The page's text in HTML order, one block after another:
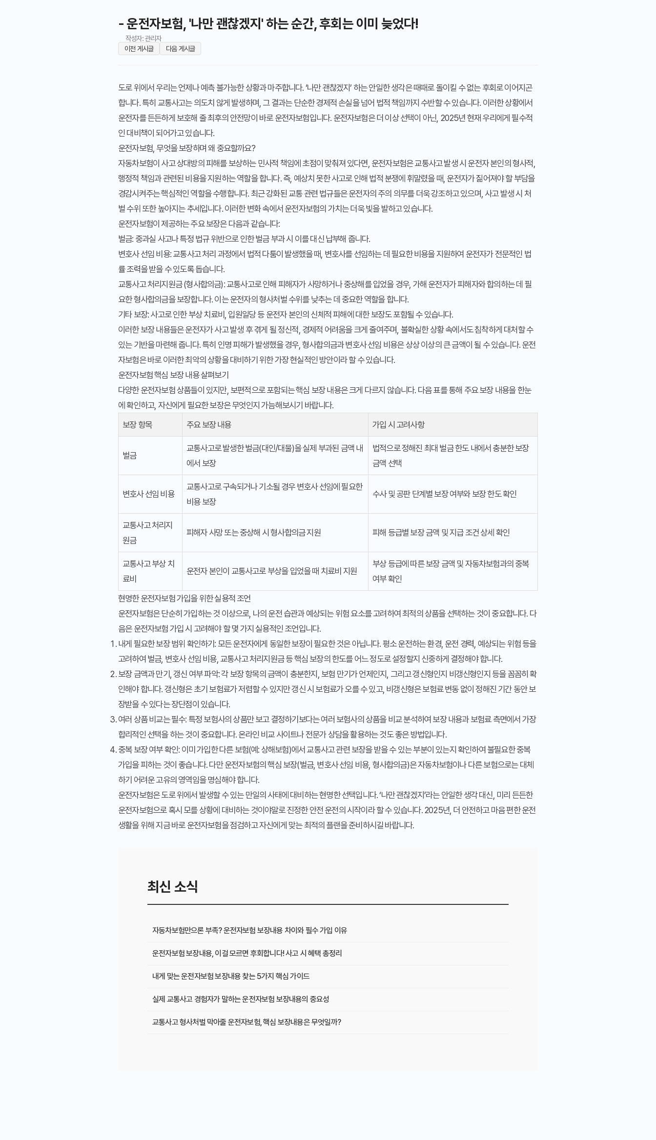
- 운전자보험, '나만 괜찮겠지' 하는 순간, 후회는 이미 늦었다!
작성자: 관리자
이전 게시글
다음 게시글
도로 위에서 우리는 언제나 예측 불가능한 상황과 마주합니다. ‘나만 괜찮겠지’ 하는 안일한 생각은 때때로 돌이킬 수 없는 후회로 이어지곤
합니다. 특히 교통사고는 의도치 않게 발생하며, 그 결과는 단순한 경제적 손실을 넘어 법적 책임까지 수반할 수 있습니다. 이러한 상황에서
운전자를 든든하게 보호해 줄 최후의 안전망이 바로 운전자보험입니다. 운전자보험은 더 이상 선택이 아닌, 2025년 현재 우리에게 필수적
인 대비책이 되어가고 있습니다.
운전자보험, 무엇을 보장하며 왜 중요할까요?
자동차보험이 사고 상대방의 피해를 보상하는 민사적 책임에 초점이 맞춰져 있다면, 운전자보험은 교통사고 발생 시 운전자 본인의 형사적,
행정적 책임과 관련된 비용을 지원하는 역할을 합니다. 즉, 예상치 못한 사고로 인해 법적 분쟁에 휘말렸을 때, 운전자가 짊어져야 할 부담을
경감시켜주는 핵심적인 역할을 수행합니다. 최근 강화된 교통 관련 법규들은 운전자의 주의 의무를 더욱 강조하고 있으며, 사고 발생 시 처
벌 수위 또한 높아지는 추세입니다. 이러한 변화 속에서 운전자보험의 가치는 더욱 빛을 발하고 있습니다.
운전자보험이 제공하는 주요 보장은 다음과 같습니다:
벌금: 중과실 사고나 특정 법규 위반으로 인한 벌금 부과 시 이를 대신 납부해 줍니다.
변호사 선임 비용: 교통사고 처리 과정에서 법적 다툼이 발생했을 때, 변호사를 선임하는 데 필요한 비용을 지원하여 운전자가 전문적인 법
률 조력을 받을 수 있도록 돕습니다.
교통사고 처리지원금 (형사합의금): 교통사고로 인해 피해자가 사망하거나 중상해를 입었을 경우, 가해 운전자가 피해자와 합의하는 데 필
요한 형사합의금을 보장합니다. 이는 운전자의 형사처벌 수위를 낮추는 데 중요한 역할을 합니다.
기타 보장: 사고로 인한 부상 치료비, 입원일당 등 운전자 본인의 신체적 피해에 대한 보장도 포함될 수 있습니다.
이러한 보장 내용들은 운전자가 사고 발생 후 겪게 될 정신적, 경제적 어려움을 크게 줄여주며, 불확실한 상황 속에서도 침착하게 대처할 수
있는 기반을 마련해 줍니다. 특히 인명 피해가 발생했을 경우, 형사합의금과 변호사 선임 비용은 상상 이상의 큰 금액이 될 수 있습니다. 운전
자보험은 바로 이러한 최악의 상황을 대비하기 위한 가장 현실적인 방안이라 할 수 있습니다.
운전자보험 핵심 보장 내용 살펴보기
다양한 운전자보험 상품들이 있지만, 보편적으로 포함되는 핵심 보장 내용은 크게 다르지 않습니다. 다음 표를 통해 주요 보장 내용을 한눈
에 확인하고, 자신에게 필요한 보장은 무엇인지 가늠해보시기 바랍니다.
보장 항목
주요 보장 내용 가입 시 고려사항
벌금
교통사고로 발생한 벌금(대인/대물)을 실제 부과된 금액 내
에서 보장
법적으로 정해진 최대 벌금 한도 내에서 충분한 보장
금액 선택
변호사 선임 비용
교통사고로 구속되거나 기소될 경우 변호사 선임에 필요한
비용 보장
수사 및 공판 단계별 보장 여부와 보장 한도 확인
교통사고 처리지
원금
피해자 사망 또는 중상해 시 형사합의금 지원 피해 등급별 보장 금액 및 지급 조건 상세 확인
교통사고 부상 치
료비
운전자 본인이 교통사고로 부상을 입었을 때 치료비 지원
부상 등급에 따른 보장 금액 및 자동차보험과의 중복
여부 확인
현명한 운전자보험 가입을 위한 실용적 조언
운전자보험은 단순히 가입하는 것 이상으로, 나의 운전 습관과 예상되는 위험 요소를 고려하여 최적의 상품을 선택하는 것이 중요합니다. 다
음은 운전자보험 가입 시 고려해야 할 몇 가지 실용적인 조언입니다.
내게 필요한 보장 범위 확인하기 : 모든 운전자에게 동일한 보장이 필요한 것은 아닙니다. 평소 운전하는 환경, 운전 경력, 예상되는 위험 등을
고려하여 벌금, 변호사 선임 비용, 교통사고 처리지원금 등 핵심 보장의 한도를 어느 정도로 설정할지 신중하게 결정해야 합니다.
보장 금액과 만기, 갱신 여부 파악: 각 보장 항목의 금액이 충분한지, 보험 만기가 언제인지, 그리고 갱신형인지 비갱신형인지 등을 꼼꼼히 확
인해야 합니다. 갱신형은 초기 보험료가 저렴할 수 있지만 갱신 시 보험료가 오를 수 있고, 비갱신형은 보험료 변동 없이 정해진 기간 동안 보
장받을 수 있다는 장단점이 있습니다.
여러 상품 비교는 필수: 특정 보험사의 상품만 보고 결정하기보다는 여러 보험사의 상품을 비교 분석하여 보장 내용과 보험료 측면에서 가장
합리적인 선택을 하는 것이 중요합니다. 온라인 비교 사이트나 전문가 상담을 활용하는 것도 좋은 방법입니다.
중복 보장 여부 확인: 이미 가입한 다른 보험(예: 상해보험)에서 교통사고 관련 보장을 받을 수 있는 부분이 있는지 확인하여 불필요한 중복
가입을 피하는 것이 좋습니다. 다만 운전자보험의 핵심 보장(벌금, 변호사 선임 비용, 형사합의금)은 자동차보험이나 다른 보험으로는 대체
하기 어려운 고유의 영역임을 명심해야 합니다.
운전자보험은 도로 위에서 발생할 수 있는 만일의 사태에 대비하는 현명한 선택입니다. ‘나만 괜찮겠지’라는 안일한 생각 대신, 미리 든든한
운전자보험으로 혹시 모를 상황에 대비하는 것이야말로 진정한 안전 운전의 시작이라 할 수 있습니다. 2025년, 더 안전하고 마음 편한 운전
생활을 위해 지금 바로 운전자보험을 점검하고 자신에게 맞는 최적의 플랜을 준비하시길 바랍니다.
최신 소식
자동차보험만으론 부족? 운전자보험 보장내용 차이와 필수 가입 이유
운전자보험 보장내용, 이걸 모르면 후회합니다! 사고 시 혜택 총정리
내게 맞는 운전자보험 보장내용 찾는 5가지 핵심 가이드
실제 교통사고 경험자가 말하는 운전자보험 보장내용의 중요성
교통사고 형사처벌 막아줄 운전자보험, 핵심 보장내용은 무엇일까?